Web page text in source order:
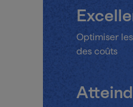
Optimiser
des coûts